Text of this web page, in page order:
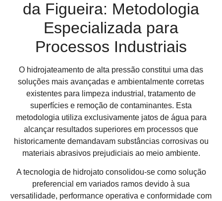
da Figueira: Metodologia
Especializada para
Processos Industriais
O hidrojateamento de alta pressão constitui uma das
soluções mais avançadas e ambientalmente corretas
existentes para limpeza industrial, tratamento de
superfícies e remoção de contaminantes. Esta
metodologia utiliza exclusivamente jatos de água para
alcançar resultados superiores em processos que
historicamente demandavam substâncias corrosivas ou
materiais abrasivos prejudiciais ao meio ambiente.
A tecnologia de hidrojato consolidou-se como solução
preferencial em variados ramos devido à sua
versatilidade, performance operativa e conformidade com